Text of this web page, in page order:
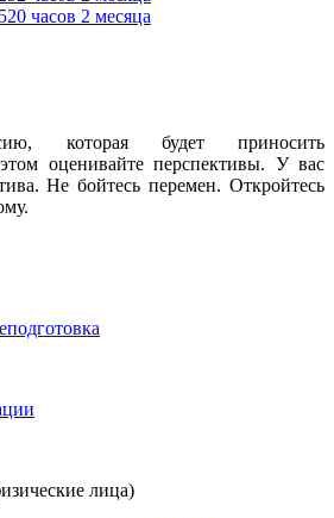
часов 2 месяца
которая будет приносить
оценивайте перспективы. У вас
Не бойтесь перемен. Откройтесь
лица)